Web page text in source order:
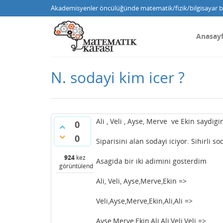
Akademisyenler öncülüğünde matematik/fizik/bilgisayar
N. sodayi kim icer ?
0
0
924 kez
görüntülendi
Ali , Veli , Ayse, Merve ve Ekin
Siparisini alan sodayi iciyor. Sihirli
Asagida bir iki adimini gosterdim
Ali, Veli, Ayse,Merve,Ekin =>
Veli,Ayse,Merve,Ekin,Ali,Ali =>
Ayse,Merve,Ekin,Ali,Ali,Veli,Veli => ...